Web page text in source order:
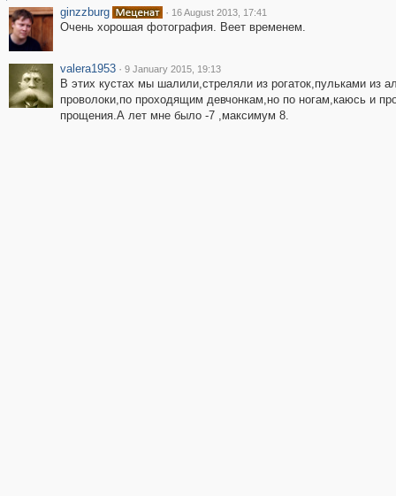
ginzzburg · 16 August 2013, 17:41
Очень хорошая фотография. Веет временем.
valera1953 · 9 January 2015, 19:13
В этих кустах мы шалили,стреляли из рогаток,пульками из
проволоки,по проходящим девчонкам,но по ногам,каюсь и
прощения.А лет мне было -7 ,максимум 8.